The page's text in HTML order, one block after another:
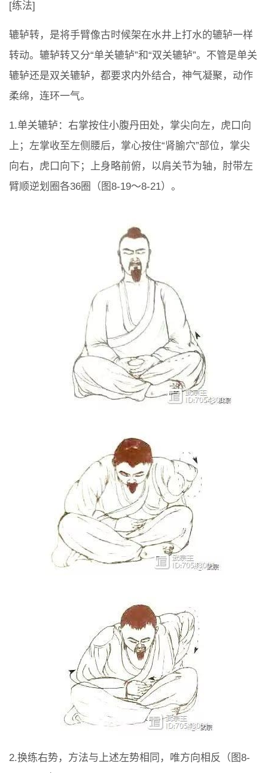
[练法]
辘轳转，是将手臂像古时候架在水井上打水的辘轳一样
转动。辘轳转又分“单关辘轳”和“双关辘轳”。不管是单关
辘轳还是双关辘轳，都要求内外结合，神气凝聚，动作
柔绵，连环一气。
1.单关辘轳：右掌按住小腹丹田处，掌尖向左，虎口向
上；左掌收至左侧腰后，掌心按住“肾腧穴”部位，掌尖
向右，虎口向下；上身略前俯，以肩关节为轴，肘带左
臂顺逆划圈各36圈（图8-19～8-21）。
2.换练右势，方法与上述左势相同，唯方向相反（图8-